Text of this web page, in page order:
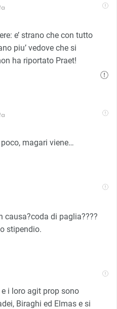
e’ strano che con tutto
piu’ vedove che si
ha riportato Praet!
magari viene…
causa?coda di paglia????
stipendio.
e i loro agit prop sono
Biraghi ed Elmas e si